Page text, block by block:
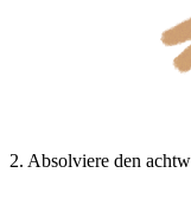
2. Absolviere den